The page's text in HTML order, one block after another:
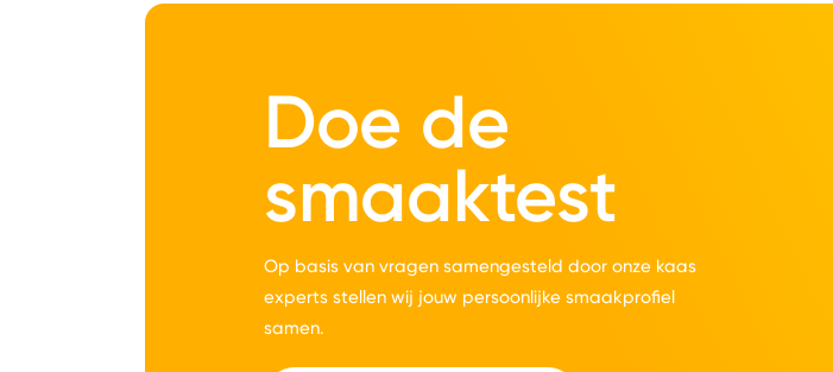
Doe de
smaaktest
Op basis van vragen samengesteld door onze kaas
experts stellen wij jouw persoonlijke smaakprofiel
samen.